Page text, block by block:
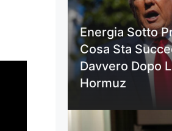
Energia Sotto
Cosa Sta
Davvero Dopo
Hormuz